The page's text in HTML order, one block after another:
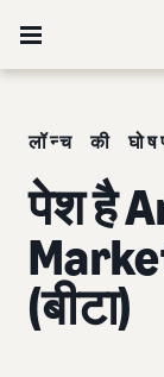
लॉन्च की
पेश है
(बीटा)